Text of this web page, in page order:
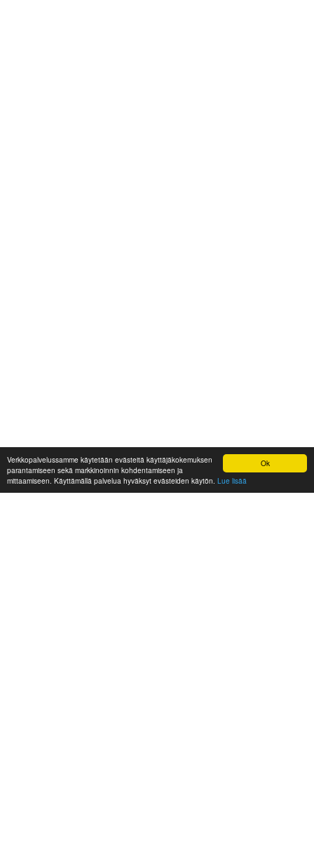
Ok
Verkkopalvelussamme käytetään evästeitä käyttäjäkokemuksen
parantamiseen sekä markkinoinnin kohdentamiseen ja
mittaamiseen. Käyttämällä palvelua hyväksyt evästeiden käytön. Lue lisää